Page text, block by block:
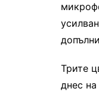
Трите
днес